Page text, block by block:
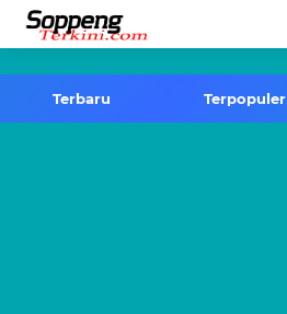
Terbaru Terpopuler